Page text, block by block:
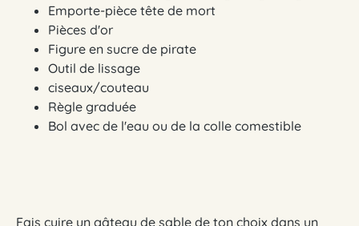
Emporte-pièce tête de mort
Pièces d'or
Figure en sucre de pirate
Outil de lissage
ciseaux/couteau
Règle graduée
Bol avec de l'eau ou de la colle comestible
Fais cuire un gâteau de sable de ton choix dans un